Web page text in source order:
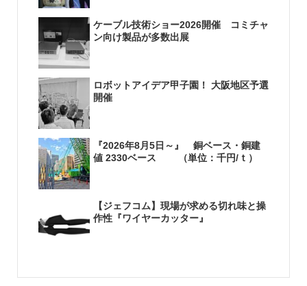
ケーブル技術ショー2026開催 コミチャ
ン向け製品が多数出展
ロボットアイデア甲子園！ 大阪地区予選
開催
『2026年8月5日～』 銅ベース・銅建
値 2330ベース （単位：千円/ｔ）
【ジェフコム】現場が求める切れ味と操
作性『ワイヤーカッター』